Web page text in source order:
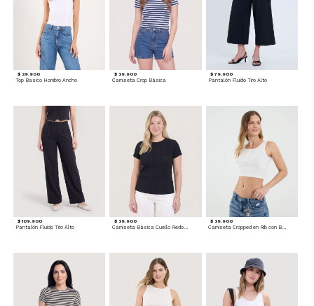
$ 39.900
Top Basico Hombro Ancho
$ 39.900
Camiseta Crop Básica
$ 79.900
Pantalón Fluido Tiro Alto
$ 109.900
Pantalón Fluido Tiro Alto
$ 39.900
Camiseta Básica Cuello Redondo
$ 39.900
Camiseta Cropped en Rib con Botones